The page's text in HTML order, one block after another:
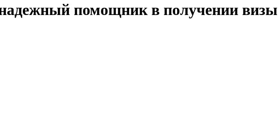
помощник в получении визы